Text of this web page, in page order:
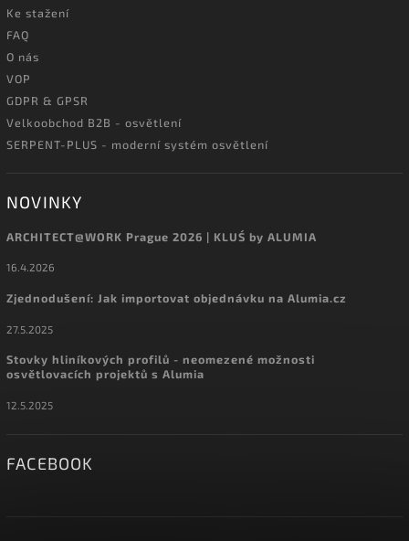
Ke stažení
FAQ
O nás
VOP
GDPR & GPSR
Velkoobchod B2B - osvětlení
SERPENT-PLUS - moderní systém osvětlení
NOVINKY
ARCHITECT@WORK Prague 2026 | KLUŚ by ALUMIA
16.4.2026
Zjednodušení: Jak importovat objednávku na Alumia.cz
27.5.2025
Stovky hliníkových profilů - neomezené možnosti
osvětlovacích projektů s Alumia
12.5.2025
FACEBOOK